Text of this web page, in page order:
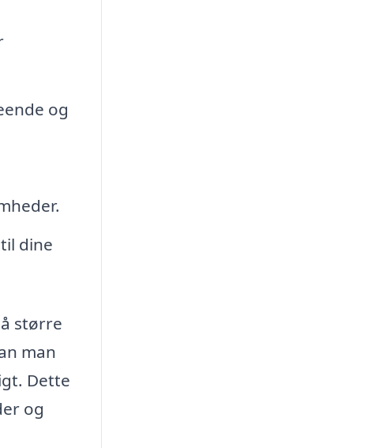
og
dine
større
man
Dette
og